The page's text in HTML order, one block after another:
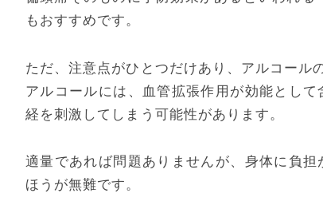
もおすすめです。
ただ、注意点がひとつだけあり、アルコール
アルコールには、血管拡張作用が効能とし
経を刺激してしまう可能性があります。
適量であれば問題ありませんが、身体に負
ほうが無難です。